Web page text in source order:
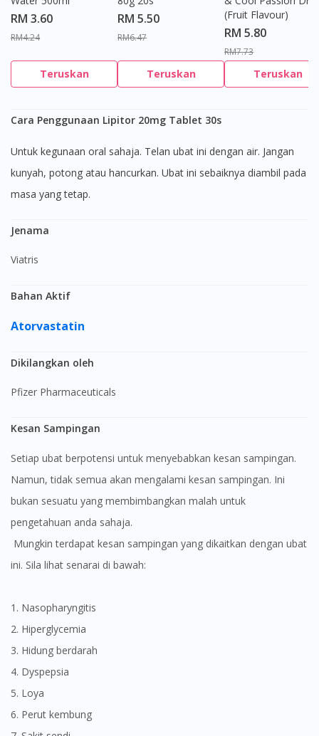
RM 3.60
RM4.24
Teruskan
RM 5.50
RM6.47
Teruskan
(Fruit Flavour)
RM 5.80
RM7.73
Teruskan
Cara Penggunaan Lipitor 20mg Tablet 30s
Untuk kegunaan oral sahaja. Telan ubat ini dengan air. Jangan
kunyah, potong atau hancurkan. Ubat ini sebaiknya diambil pada
masa yang tetap.
Jenama
Viatris
Bahan Aktif
Atorvastatin
Dikilangkan oleh
Pfizer Pharmaceuticals
Kesan Sampingan
Setiap ubat berpotensi untuk menyebabkan kesan sampingan.
Namun, tidak semua akan mengalami kesan sampingan. Ini
bukan sesuatu yang membimbangkan malah untuk
pengetahuan anda sahaja.
Mungkin terdapat kesan sampingan yang dikaitkan dengan ubat
ini. Sila lihat senarai di bawah:
1. Nasopharyngitis
2. Hiperglycemia
3. Hidung berdarah
4. Dyspepsia
5. Loya
6. Perut kembung